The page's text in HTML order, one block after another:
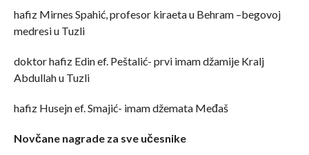
hafiz Mirnes Spahić, profesor kiraeta u Behram –begovoj
medresi u Tuzli
doktor hafiz Edin ef. Peštalić- prvi imam džamije Kralj
Abdullah u Tuzli
hafiz Husejn ef. Smajić- imam džemata Međaš
Novčane nagrade za sve učesnike